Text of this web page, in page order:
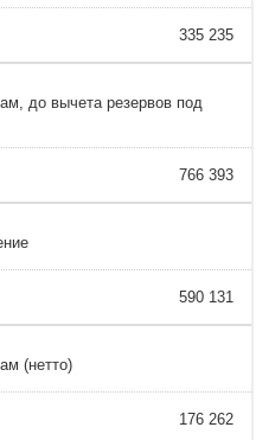
335 235
до вычета резервов под
766 393
590 131
(нетто)
176 262